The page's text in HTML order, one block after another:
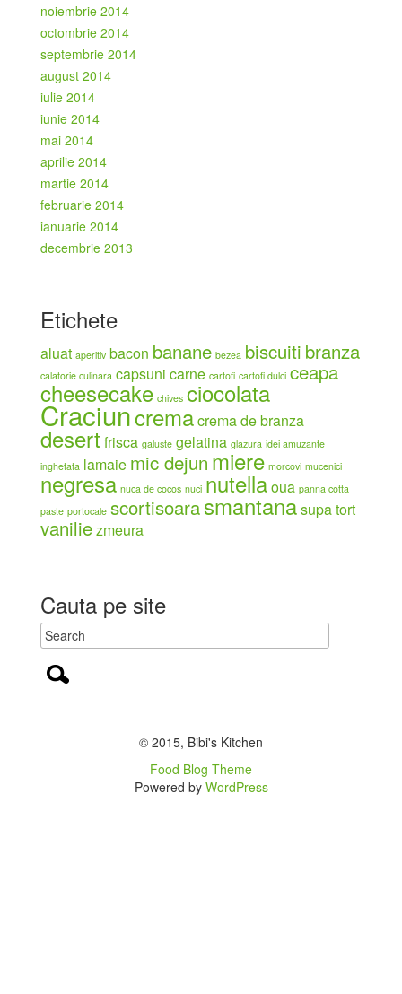
noiembrie 2014
octombrie 2014
septembrie 2014
august 2014
iulie 2014
iunie 2014
mai 2014
aprilie 2014
martie 2014
februarie 2014
ianuarie 2014
decembrie 2013
Etichete
aluat aperitiv bacon banane bezea biscuiti branza
calatorie culinara capsuni carne cartofi cartofi dulci ceapa
cheesecake chives ciocolata
Craciuncremacrema de branza
desert frisca galuste gelatina glazura idei amuzante
inghetata lamaie mic dejun miere morcovi mucenici
negresa nuca de cocos nuci nutellaoua panna cotta
paste portocale scortisoarasmantanasupatort
vaniliezmeura
Cauta pe site
© 2015, Bibi's Kitchen
Food Blog Theme
Powered by WordPress